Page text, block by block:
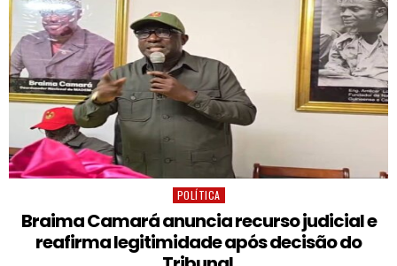
Posted in
POLÍTICA
Braima Camará anuncia recurso judicial e
reafirma legitimidade após decisão do